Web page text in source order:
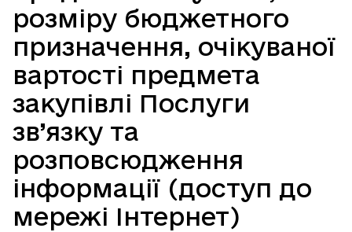
розміру бюджетного
призначення, очікуваної
вартості предмета
закупівлі Послуги
зв’язку та
розповсюдження
інформації (доступ до
мережі Інтернет)